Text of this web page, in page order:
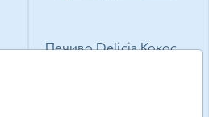
Печиво Delicia Кокос